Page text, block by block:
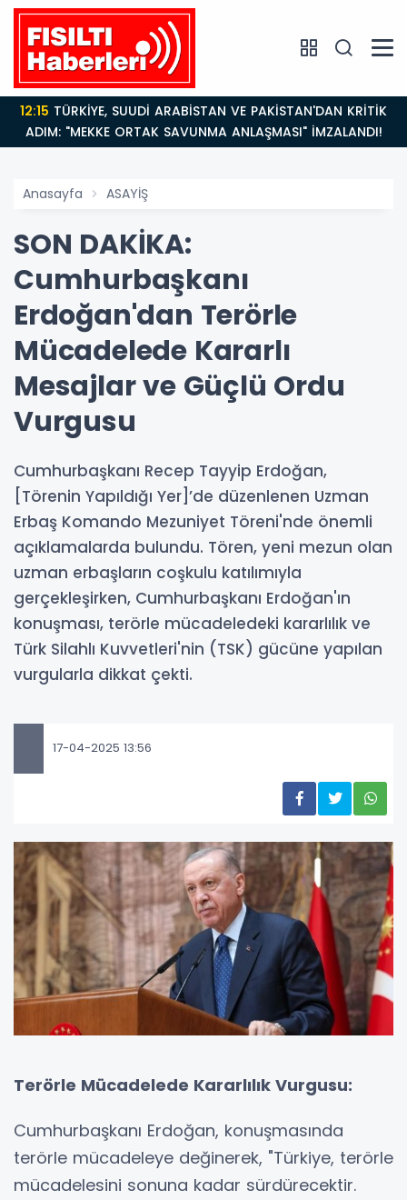
12:15
ADIM: "MEKKE ORTAK SAVUNMA ANLAŞMASI" İMZALANDI!
Anasayfa ASAYİŞ
SON DAKİKA:
Cumhurbaşkanı
Erdoğan'dan Terörle
Mücadelede Kararlı
Mesajlar ve Güçlü Ordu
Vurgusu
Cumhurbaşkanı Recep Tayyip Erdoğan,
[Törenin Yapıldığı Yer]’de düzenlenen Uzman
Erbaş Komando Mezuniyet Töreni'nde önemli
açıklamalarda bulundu. Tören, yeni mezun olan
uzman erbaşların coşkulu katılımıyla
gerçekleşirken, Cumhurbaşkanı Erdoğan'ın
konuşması, terörle mücadeledeki kararlılık ve
Türk Silahlı Kuvvetleri'nin (TSK) gücüne yapılan
vurgularla dikkat çekti.
17-04-2025 13:56
Terörle Mücadelede Kararlılık Vurgusu:
Cumhurbaşkanı Erdoğan, konuşmasında
terörle mücadeleye değinerek, "Türkiye, terörle
mücadelesini sonuna kadar sürdürecektir.